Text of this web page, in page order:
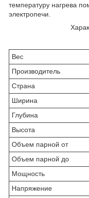
температуру нагрева
электропечи.
Вес
Производитель
Страна
Ширина
Глубина
Высота
Объем парной от
Объем парной до
Мощность
Напряжение